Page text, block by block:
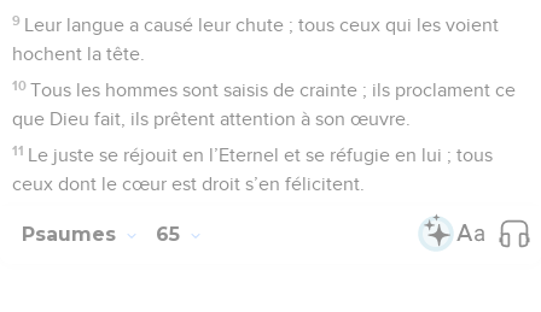
9 Leur langue a causé leur chute ; tous ceux qui les voient
hochent la tête.
10 Tous les hommes sont saisis de crainte ; ils proclament ce
que Dieu fait, ils prêtent attention à son œuvre.
11 Le juste se réjouit en l’Eternel et se réfugie en lui ; tous
ceux dont le cœur est droit s’en félicitent.
Psaumes 65